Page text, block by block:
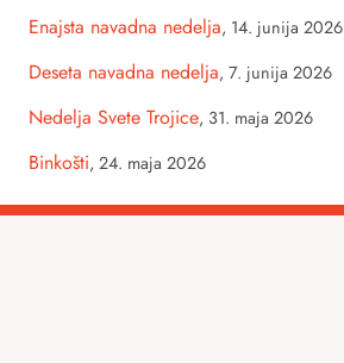
Enajsta navadna nedelja, 14. junija 2026
Deseta navadna nedelja, 7. junija 2026
Nedelja Svete Trojice, 31. maja 2026
Binkošti, 24. maja 2026